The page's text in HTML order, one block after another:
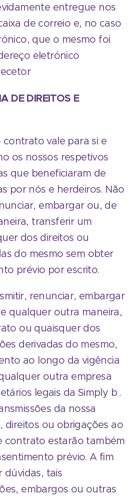
entregue nos
de correio e, no caso
que o mesmo foi
eletrónico
DE DIREITOS E
vale para si e
os nossos respetivos
que beneficiaram de
por nós e herdeiros. Não
embargar ou, de
transferir um
dos direitos ou
do mesmo sem obter
prévio por escrito.
renunciar, embargar
qualquer outra maneira,
ou quaisquer dos
derivadas do mesmo,
ao longo da vigência
outra empresa
legais da Simply b .
da nossa
direitos ou obrigações ao
contrato estarão também
prévio. A fim
dúvidas, tais
embargos ou outras